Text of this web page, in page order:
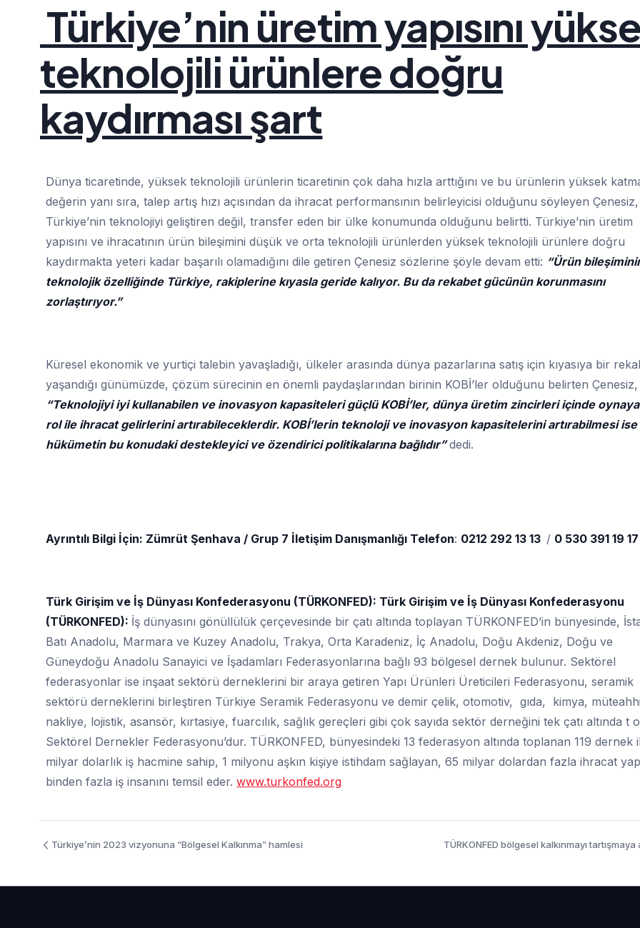
Türkiye’nin üretim yapısını
teknolojili ürünlere doğru
kaydırması şart
Dünya ticaretinde, yüksek teknolojili ürünlerin ticaretinin çok daha hızla arttığını ve bu ürünlerin yüksek
değerin yanı sıra, talep artış hızı açısından da ihracat performansının belirleyicisi olduğunu söyleyen Çenesiz,
Türkiye’nin teknolojiyi geliştiren değil, transfer eden bir ülke konumunda olduğunu belirtti. Türkiye’nin üretim
yapısını ve ihracatının ürün bileşimini düşük ve orta teknolojili ürünlerden yüksek teknolojili ürünlere doğru
kaydırmakta yeteri kadar başarılı olamadığını dile getiren Çenesiz sözlerine şöyle devam etti: “Ürün
teknolojik özelliğinde Türkiye, rakiplerine kıyasla geride kalıyor. Bu da rekabet gücünün korunmasını
zorlaştırıyor.”
Küresel ekonomik ve yurtiçi talebin yavaşladığı, ülkeler arasında dünya pazarlarına satış için kıyasıya bir
yaşandığı günümüzde, çözüm sürecinin en önemli paydaşlarından birinin KOBİ’ler olduğunu belirten Çenesiz,
“Teknolojiyi iyi kullanabilen ve inovasyon kapasiteleri güçlü KOBİ’ler, dünya üretim zincirleri içinde
rol ile ihracat gelirlerini artırabileceklerdir. KOBİ’lerin teknoloji ve inovasyon kapasitelerini artırabilmesi ise
hükümetin bu konudaki destekleyici ve özendirici politikalarına bağlıdır”dedi.
Ayrıntılı Bilgi İçin: Zümrüt Şenhava / Grup 7 İletişim Danışmanlığı Telefon: 0212 292 13 13 / 0 530 391 19 17
Türk Girişim ve İş Dünyası Konfederasyonu (TÜRKONFED): Türk Girişim ve İş Dünyası Konfederasyonu
(TÜRKONFED): İş dünyasını gönüllülük çerçevesinde bir çatı altında toplayan TÜRKONFED’in bünyesinde,
Batı Anadolu, Marmara ve Kuzey Anadolu, Trakya, Orta Karadeniz, İç Anadolu, Doğu Akdeniz, Doğu ve
Güneydoğu Anadolu Sanayici ve İşadamları Federasyonlarına bağlı 93 bölgesel dernek bulunur. Sektörel
federasyonlar ise inşaat sektörü derneklerini bir araya getiren Yapı Ürünleri Üreticileri Federasyonu, seramik
sektörü derneklerini birleştiren Türkiye Seramik Federasyonu ve demir çelik, otomotiv, gıda, kimya,
nakliye, lojistik, asansör, kırtasiye, fuarcılık, sağlık gereçleri gibi çok sayıda sektör derneğini tek çatı altında t
Sektörel Dernekler Federasyonu’dur. TÜRKONFED, bünyesindeki 13 federasyon altında toplanan 119 dernek
milyar dolarlık iş hacmine sahip, 1 milyonu aşkın kişiye istihdam sağlayan, 65 milyar dolardan fazla ihracat
binden fazla iş insanını temsil eder. www.turkonfed.org
Türkiye’nin 2023 vizyonuna “Bölgesel Kalkınma” hamlesi TÜRKONFED bölgesel kalkınmayı tartışmaya